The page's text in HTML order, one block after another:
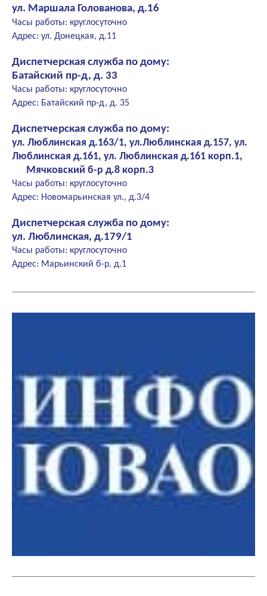
ул. Маршала Голованова, д.16
Часы работы: круглосуточно
Адрес: ул. Донецкая, д.11
Диспетчерская служба по дому:
Батайский пр-д, д. 33
Часы работы: круглосуточно
Адрес: Батайский пр-д, д. 35
Диспетчерская служба по дому:
ул. Люблинская д.163/1, ул.Люблинская д.157, ул.
Люблинская д.161, ул. Люблинская д.161 корп.1,
Мячковский б-р д.8 корп.3
Часы работы: круглосуточно
Адрес: Новомарьинская ул., д.3/4
Диспетчерская служба по дому:
ул. Люблинская, д.179/1
Часы работы: круглосуточно
Адрес: Марьинский б-р, д.1